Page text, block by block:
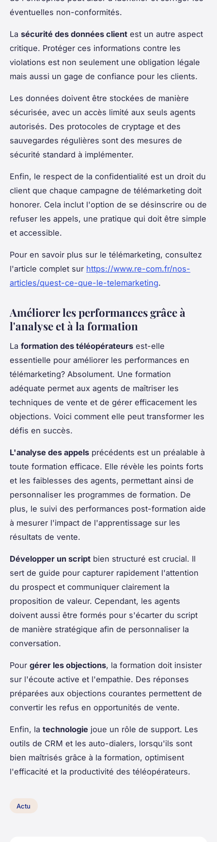
éventuelles non-conformités.
La sécurité des données client est un autre aspect
critique. Protéger ces informations contre les
violations est non seulement une obligation légale
mais aussi un gage de confiance pour les clients.
Les données doivent être stockées de manière
sécurisée, avec un accès limité aux seuls agents
autorisés. Des protocoles de cryptage et des
sauvegardes régulières sont des mesures de
sécurité standard à implémenter.
Enfin, le respect de la confidentialité est un droit du
client que chaque campagne de télémarketing doit
honorer. Cela inclut l'option de se désinscrire ou de
refuser les appels, une pratique qui doit être simple
et accessible.
Pour en savoir plus sur le télémarketing, consultez
l'article complet sur https://www.re-com.fr/nos-
articles/quest-ce-que-le-telemarketing.
Améliorer les performances grâce à
l'analyse et à la formation
La formation des téléopérateurs est-elle
essentielle pour améliorer les performances en
télémarketing? Absolument. Une formation
adéquate permet aux agents de maîtriser les
techniques de vente et de gérer efficacement les
objections. Voici comment elle peut transformer les
défis en succès.
L'analyse des appels précédents est un préalable à
toute formation efficace. Elle révèle les points forts
et les faiblesses des agents, permettant ainsi de
personnaliser les programmes de formation. De
plus, le suivi des performances post-formation aide
à mesurer l'impact de l'apprentissage sur les
résultats de vente.
Développer un script bien structuré est crucial. Il
sert de guide pour capturer rapidement l'attention
du prospect et communiquer clairement la
proposition de valeur. Cependant, les agents
doivent aussi être formés pour s'écarter du script
de manière stratégique afin de personnaliser la
conversation.
Pour gérer les objections, la formation doit insister
sur l'écoute active et l'empathie. Des réponses
préparées aux objections courantes permettent de
convertir les refus en opportunités de vente.
Enfin, la technologie joue un rôle de support. Les
outils de CRM et les auto-dialers, lorsqu'ils sont
bien maîtrisés grâce à la formation, optimisent
l'efficacité et la productivité des téléopérateurs.
Actu